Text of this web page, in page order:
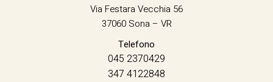
Via Festara Vecchia 56
37060 Sona – VR
Telefono
045 2370429
347 4122848